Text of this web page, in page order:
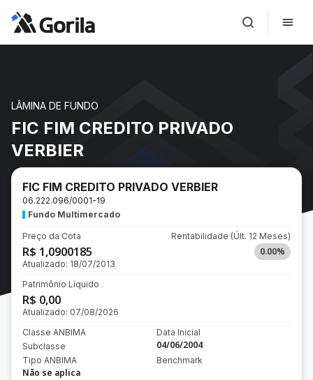
LÂMINA DE FUNDO
FIC FIM CREDITO PRIVADO
VERBIER
FIC FIM CREDITO PRIVADO VERBIER
06.222.096/0001-19
Fundo Multimercado
Preço da Cota
R$ 1,0900185
Atualizado: 18/07/2013
Rentabilidade (Últ. 12 Meses)
0.00%
Patrimônio Líquido
R$ 0,00
Atualizado: 07/08/2026
Classe ANBIMA
Subclasse
Tipo ANBIMA
Não se aplica
Data Inicial
04/06/2004
Benchmark